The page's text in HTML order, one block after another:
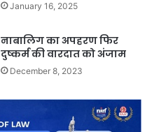
January 16, 2025
नाबालिग का अपहरण फिर
दुष्कर्म की वारदात को अंजाम
December 8, 2023